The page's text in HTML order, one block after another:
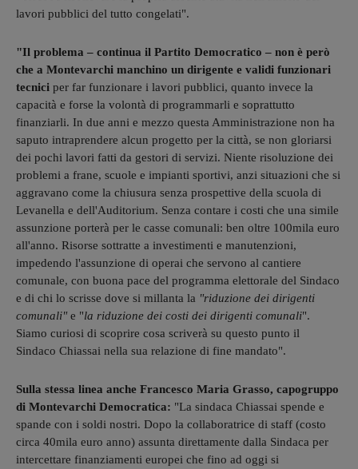
lavori pubblici del tutto congelati".
"Il problema – continua il Partito Democratico – non è però
che a Montevarchi manchino un dirigente e validi funzionari
tecnici per far funzionare i lavori pubblici, quanto invece la
capacità e forse la volontà di programmarli e soprattutto
finanziarli. In due anni e mezzo questa Amministrazione non ha
saputo intraprendere alcun progetto per la città, se non gloriarsi
dei pochi lavori fatti da gestori di servizi. Niente risoluzione dei
problemi a frane, scuole e impianti sportivi, anzi situazioni che si
aggravano come la chiusura senza prospettive della scuola di
Levanella e dell'Auditorium. Senza contare i costi che una simile
assunzione porterà per le casse comunali: ben oltre 100mila euro
all'anno. Risorse sottratte a investimenti e manutenzioni,
impedendo l'assunzione di operai che servono al cantiere
comunale, con buona pace del programma elettorale del Sindaco
e di chi lo scrisse dove si millanta la "riduzione dei dirigenti
comunali" e "la riduzione dei costi dei dirigenti comunali".
Siamo curiosi di scoprire cosa scriverà su questo punto il
Sindaco Chiassai nella sua relazione di fine mandato".
Sulla stessa linea anche Francesco Maria Grasso, capogruppo
di Montevarchi Democratica: "La sindaca Chiassai spende e
spande con i soldi nostri. Dopo la collaboratrice di staff (costo
circa 40mila euro anno) assunta direttamente dalla Sindaca per
intercettare finanziamenti europei che fino ad oggi si